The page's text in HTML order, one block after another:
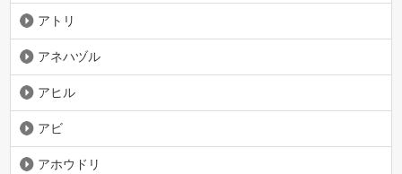
アトリ
アネハヅル
アヒル
アビ
アホウドリ